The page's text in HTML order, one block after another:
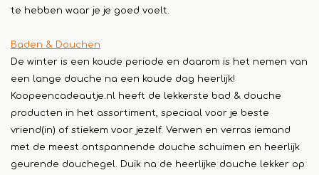
te hebben waar je je goed voelt.
Baden & Douchen
De winter is een koude periode en daarom is het nemen van
een lange douche na een koude dag heerlijk!
Koopeencadeautje.nl heeft de lekkerste bad & douche
producten in het assortiment, speciaal voor je beste
vriend(in) of stiekem voor jezelf. Verwen en verras iemand
met de meest ontspannende douche schuimen en heerlijk
geurende douchegel. Duik na de heerlijke douche lekker op